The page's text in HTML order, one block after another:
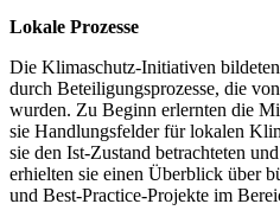
Lokale Prozesse
Die Klimaschutz-Initiativen
durch Beteiligungsprozesse, die
wurden. Zu Beginn erlernten die
sie Handlungsfelder für lokalen
sie den Ist-Zustand betrachteten
erhielten sie einen Überblick über
und Best-Practice-Projekte im